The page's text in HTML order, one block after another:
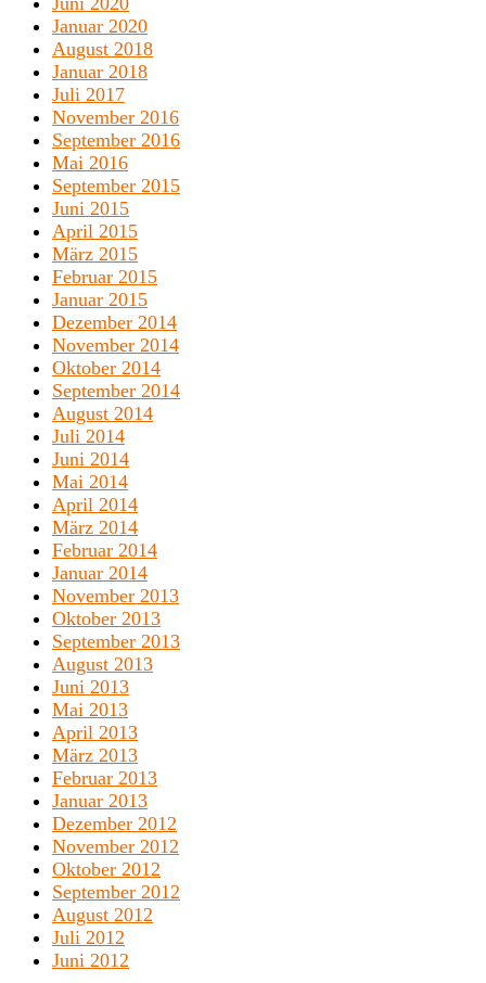
Januar 2020
August 2018
Januar 2018
Juli 2017
November 2016
September 2016
Mai 2016
September 2015
Juni 2015
April 2015
März 2015
Februar 2015
Januar 2015
Dezember 2014
November 2014
Oktober 2014
September 2014
August 2014
Juli 2014
Juni 2014
Mai 2014
April 2014
März 2014
Februar 2014
Januar 2014
November 2013
Oktober 2013
September 2013
August 2013
Juni 2013
Mai 2013
April 2013
März 2013
Februar 2013
Januar 2013
Dezember 2012
November 2012
Oktober 2012
September 2012
August 2012
Juli 2012
Juni 2012